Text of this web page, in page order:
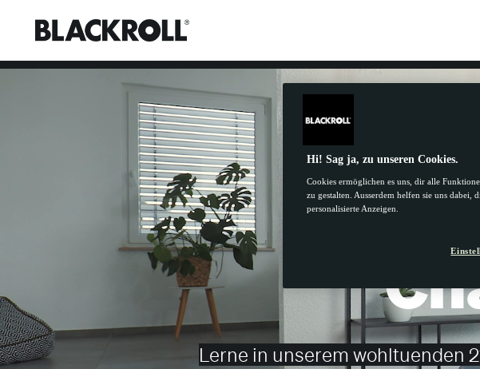
21
Lerne in unserem wohltuenden
Hi! Sag ja, zu unseren Cookies.
Cookies ermöglichen es uns, dir alle
zu gestalten. Ausserdem helfen sie uns
personalisierte Anzeigen.